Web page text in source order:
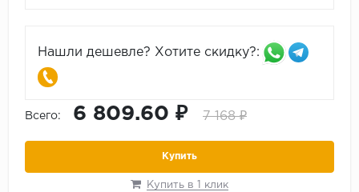
Нашли дешевле? Хотите скидку?:
Всего: 6 809.60 ₽ 7 168 ₽
Купить
Купить в 1 клик